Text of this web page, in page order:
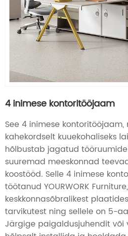
4 inimese kontoritööjaam
See 4 inimese
kahekordselt kuuekohaliseks
hõlbustab jagatud
suuremad meeskonnad
koostööd. Selle 4 inimese
töötanud YOURWORK
keskkonnasõbralikest
tarvikutest ning sellele on 5-
Järgige paigaldusjuhendit või